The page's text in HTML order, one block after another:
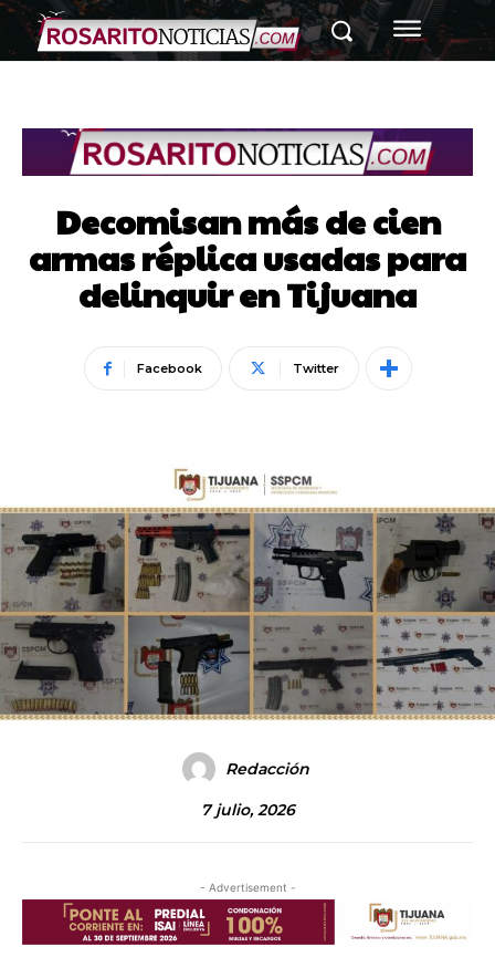
Decomisan más de cien
armas réplica usadas para
delinquir en Tijuana
Facebook Twitter
Redacción
7 julio, 2026
- Advertisement -